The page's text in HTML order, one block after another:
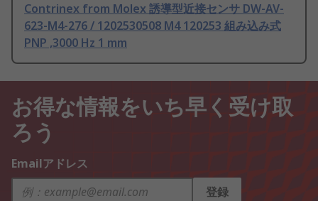
Contrinex from Molex 誘導型近接センサ DW-AV-
623-M4-276 / 1202530508 M4 120253 組み込み式
PNP ,3000 Hz 1 mm
お得な情報をいち早く受け取
ろう
Emailアドレス
登録